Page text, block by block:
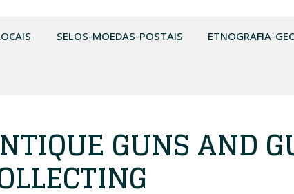
SELOS-MOEDAS-POSTAIS ETNOGRAFIA-
GUNS AND